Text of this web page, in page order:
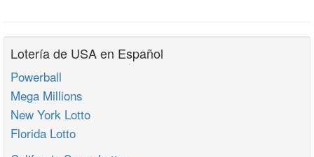
Lotería de USA en Español
Powerball
Mega Millions
New York Lotto
Florida Lotto